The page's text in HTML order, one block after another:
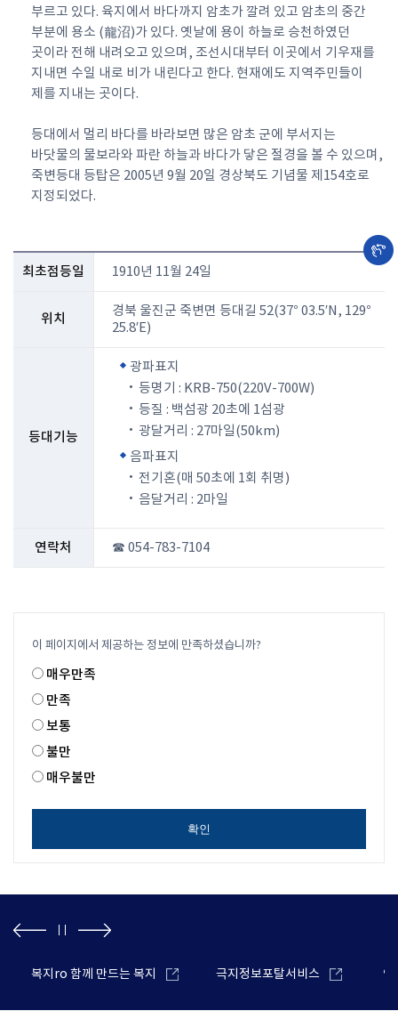
부르고 있다. 육지에서 바다까지 암초가 깔려 있고 암초의 중간
부분에 용소 (龍沼)가 있다. 옛날에 용이 하늘로 승천하였던
곳이라 전해 내려오고 있으며, 조선시대부터 이곳에서 기우재를
지내면 수일 내로 비가 내린다고 한다. 현재에도 지역주민들이
제를 지내는 곳이다.
등대에서 멀리 바다를 바라보면 많은 암초 군에 부서지는
바닷물의 물보라와 파란 하늘과 바다가 닿은 절경을 볼 수 있으며,
죽변등대 등탑은 2005년 9월 20일 경상북도 기념물 제154호로
지정되었다.
최초점등일 1910년 11월 24일
위치
경북 울진군 죽변면 등대길 52(37° 03.5′N, 129°
25.8′E)
등대기능
광파표지
등명기 : KRB-750(220V-700W)
등질 : 백섬광 20초에 1섬광
광달거리 : 27마일(50km)
음파표지
전기혼(매 50초에 1회 취명)
음달거리 : 2마일
연락처 ☎ 054-783-7104
이 페이지에서 제공하는 정보에 만족하셨습니까?
매우만족
만족
보통
불만
매우불만
확인
복지ro 함께 만드는 복지 극지정보포탈서비스 안